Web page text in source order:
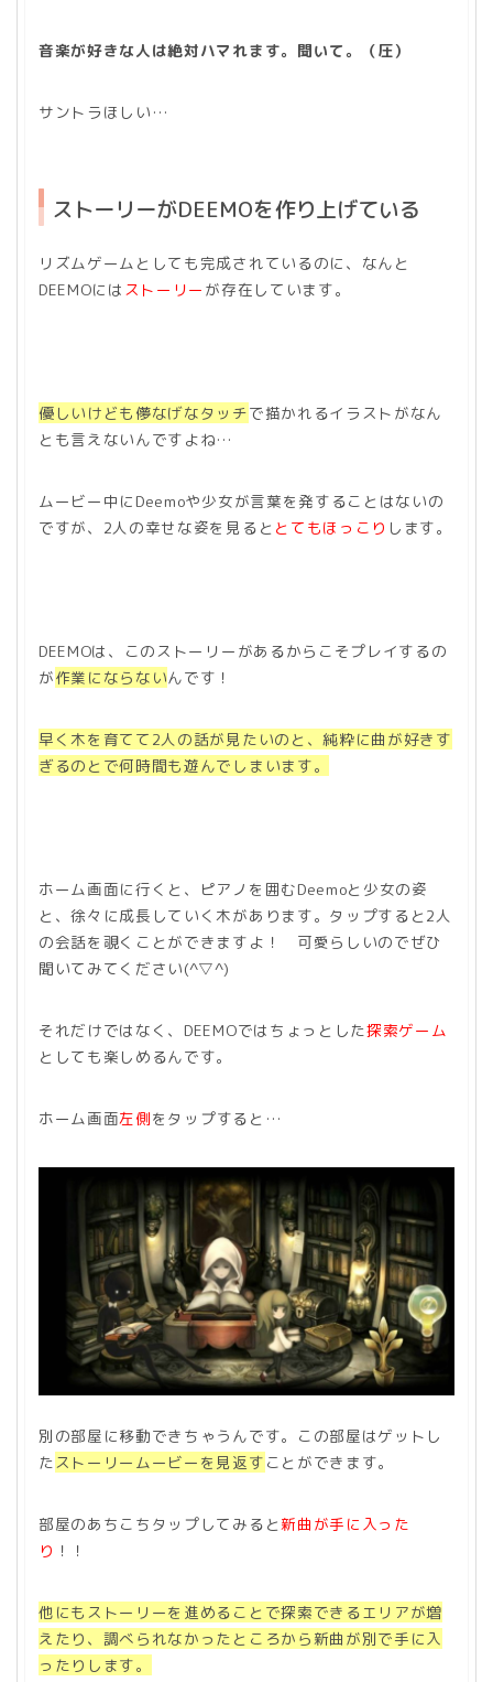
音楽が好きな人は絶対ハマれます。聞いて。（圧）
サントラほしい…
ストーリーがDEEMOを作り上げている
リズムゲームとしても完成されているのに、なんと
DEEMOには ストーリー が存在しています。
優しいけども儚なげなタッチで描かれるイラストがなん
とも言えないんですよね…
ムービー中にDeemoや少女が言葉を発することはないの
ですが、2人の幸せな姿を見ると とてもほっこり します。
DEEMOは、このストーリーがあるからこそプレイするの
が作業にならないんです！
早く木を育てて2人の話が見たいのと、純粋に曲が好きす
ぎるのとで何時間も遊んでしまいます。
ホーム画面に行くと、ピアノを囲むDeemoと少女の姿
と、徐々に成長していく木があります。タップすると2人
の会話を覗くことができますよ！ 可愛らしいのでぜひ
聞いてみてください(^▽^)
それだけではなく、DEEMOではちょっとした探索ゲーム
としても楽しめるんです。
ホーム画面左側をタップすると…
別の部屋に移動できちゃうんです。この部屋はゲットし
たストーリームービーを見返す ことができます。
部屋のあちこちタップしてみると新曲が手に入った
り ！！
他にもストーリーを進めることで探索できるエリアが増
えたり、調べられなかったところから新曲が別で手に入
ったりします。